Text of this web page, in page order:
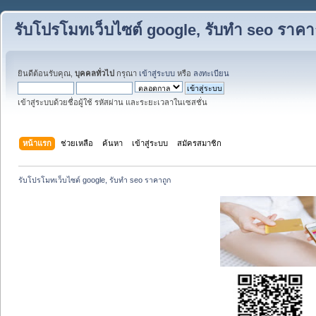
รับโปรโมทเว็บไซต์ google, รับทำ seo ราค
ยินดีต้อนรับคุณ, บุคคลทั่วไป กรุณา เข้าสู่ระบบ หรือ ลงทะเบียน
เข้าสู่ระบบด้วยชื่อผู้ใช้ รหัสผ่าน และระยะเวลาในเซสชั่น
หน้าแรก ช่วยเหลือ ค้นหา เข้าสู่ระบบ สมัครสมาชิก
รับโปรโมทเว็บไซต์ google, รับทำ seo ราคาถูก